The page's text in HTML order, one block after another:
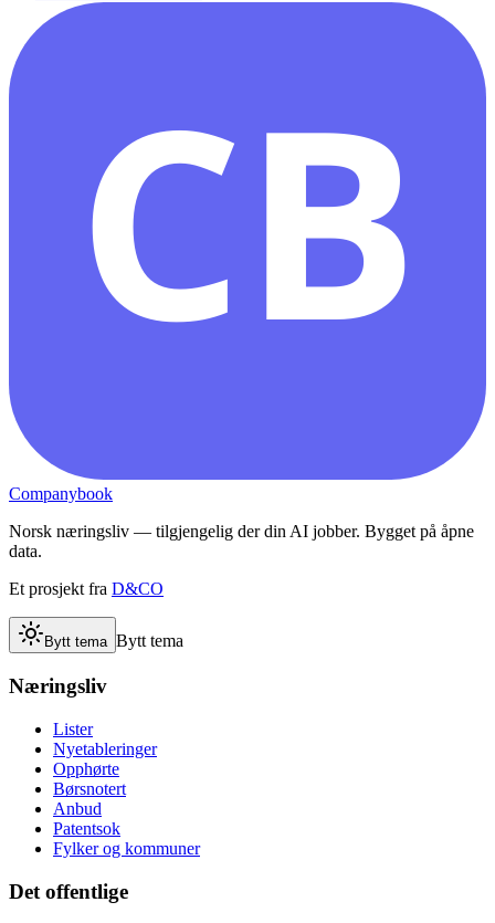
CB
Companybook
Norsk næringsliv — tilgjengelig der din AI jobber. Bygget på åpne
data.
Et prosjekt fra D&CO
Bytt tema Bytt tema
Næringsliv
Lister
Nyetableringer
Opphørte
Børsnotert
Anbud
Patentsok
Fylker og kommuner
Det offentlige